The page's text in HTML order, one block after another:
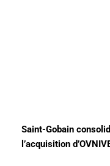
Saint-Gobain
l’acquisition